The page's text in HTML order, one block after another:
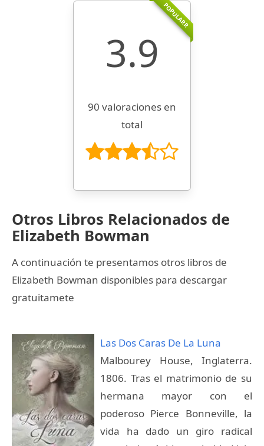
POPULARR
3.9
90 valoraciones en
total
Otros Libros Relacionados de
Elizabeth Bowman
A continuación te presentamos otros libros de
Elizabeth Bowman disponibles para descargar
gratuitamete
Las Dos Caras De La Luna
Malbourey House, Inglaterra.
1806. Tras el matrimonio de su
hermana mayor con el
poderoso Pierce Bonneville, la
vida ha dado un giro radical